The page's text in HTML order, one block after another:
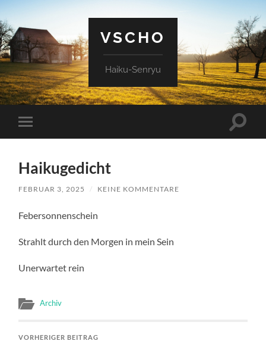
VSCHO
Haiku-Senryu
Mobile-
Menü
Haikugedicht
FEBRUAR 3, 2025 / KEINE KOMMENTARE
Febersonnenschein
Strahlt durch den Morgen in mein Sein
Unerwartet rein
Archiv
VORHERIGER BEITRAG